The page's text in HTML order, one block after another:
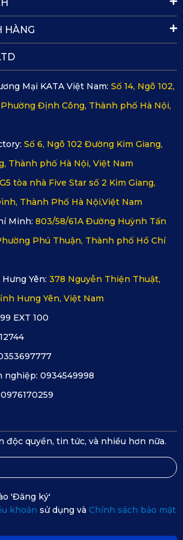
Peugeot 3008?
Peugeot 3008 của KATA luôn là lựa
nhiều chủ xe nhờ những lợi ích hấp dẫn
lại cùng chính sách bảo hành minh
nhiều lợi ích cho người dùng
có ống kính chất lượng, đem đến hình
cao nên những đoạn video được ghi
mà. Bạn có thể dễ dàng xem lại
trên app KATA Dash Cam, tải xuống
ấn tượng.
trình có ống kính chất lượng
đoạn video đôi khi còn là bằng chứng
may trong quá trình di chuyển bạn
HÀNG
Mại KATA Việt Nam: Số 14, Ngõ 102,
Định Công, Thành phố Hà Nội,
Số 6, Ngõ 102 Đường Kim Giang,
Thành phố Hà Nội, Việt Nam
tòa nhà Five Star số 2 Kim Giang,
Thành Phố Hà Nội,Việt Nam
Minh: 803/58/61A Đường Huỳnh Tấn
Phú Thuận, Thành phố Hồ Chí
Hưng Yên: 378 Nguyễn Thiện Thuật,
Hưng Yên, Việt Nam
EXT 100
nghiệp: 0934549998
0976170259
độc quyền, tin tức, và nhiều hơn nữa.
'Đăng ký'
khoản sử dụng và Chính sách bảo mật